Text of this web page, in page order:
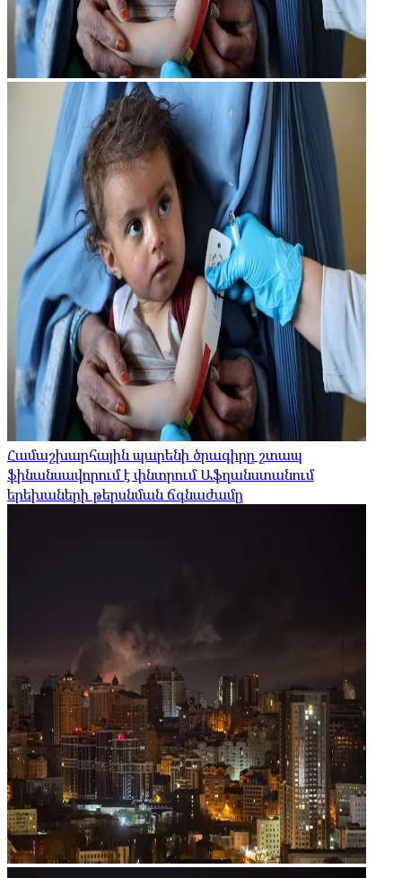
Համաշխարհային պարենի ծրագիրը շտապ
ֆինանսավորում է փնտրում Աֆղանստանում
երեխաների թերսնման ճգնաժամը